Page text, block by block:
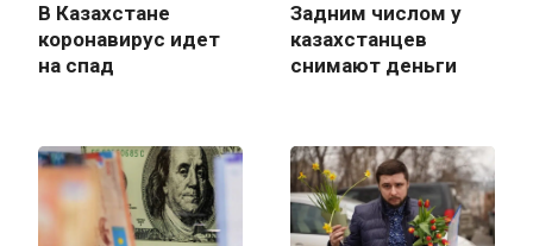
В Казахстане
коронавирус идет
на спад
Задним числом у
казахстанцев
снимают деньги